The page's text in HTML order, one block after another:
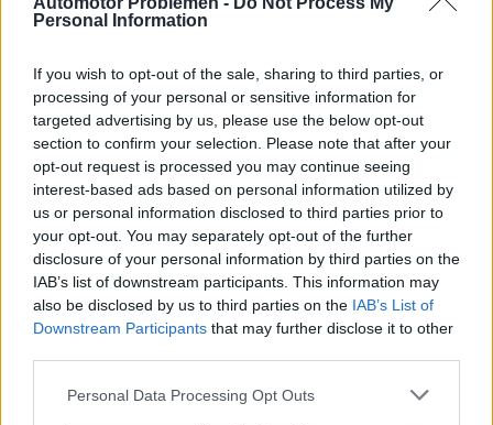
Personal Information
If you wish to opt-out of the sale, sharing to third parties, or
processing of your personal or sensitive information for
targeted advertising by us, please use the below opt-out
section to confirm your selection. Please note that after your
opt-out request is processed you may continue seeing
interest-based ads based on personal information utilized by
us or personal information disclosed to third parties prior to
your opt-out. You may separately opt-out of the further
disclosure of your personal information by third parties on the
IAB’s list of downstream participants. This information may
also be disclosed by us to third parties on the IAB’s List of
Downstream Participants that may further disclose it to other
Personal Data Processing Opt Outs
Maximaal toerental
Motor en transmissie
Motorpositie Voor, dwars
Voorwielaandrijving
Overdragen 8-speed automatisch
Superladen
Turbocompressor,
interkoeler